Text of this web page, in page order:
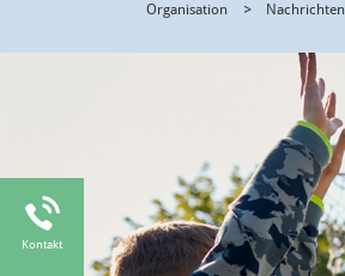
Organisation Nachrichten
Kontakt